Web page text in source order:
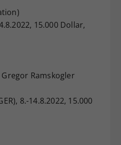
15.000 Dollar,
Ramskogler
8.-14.8.2022, 15.000